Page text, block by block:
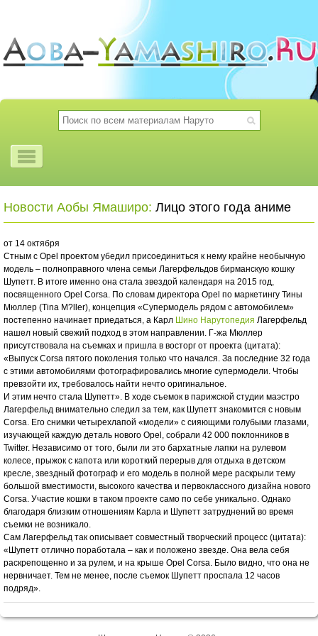
Новости Аобы Ямаширо: Лицо этого года аниме
от 14 октября
Стным с Opel проектом убедил присоединиться к нему крайне необычную
модель – полноправного члена семьи Лагерфельдов бирманскую кошку
Шупетт. В итоге именно она стала звездой календаря на 2015 год,
посвященного Opel Corsa. По словам директора Opel по маркетингу Тины
Мюллер (Tina M?ller), концепция «Cупермодель рядом с автомобилем»
постепенно начинает приедаться, а Карл Шино Нарутопедия Лагерфельд
нашел новый свежий подход в этом направлении. Г-жа Мюллер
присутствовала на съемках и пришла в восторг от проекта (цитата):
«Выпуск Corsa пятого поколения только что начался. За последние 32 года
с этими автомобилями фотографировались многие супермодели. Чтобы
превзойти их, требовалось найти нечто оригинальное.
И этим нечто стала Шупетт». В ходе съемок в парижской студии маэстро
Лагерфельд внимательно следил за тем, как Шупетт знакомится с новым
Corsa. Его снимки четырехлапой «модели» с сияющими голубыми глазами,
изучающей каждую деталь нового Opel, собрали 42 000 поклонников в
Twitter. Независимо от того, были ли это бархатные лапки на рулевом
колесе, прыжок с капота или короткий перерыв для отдыха в детском
кресле, звездный фотограф и его модель в полной мере раскрыли тему
большой вместимости, высокого качества и первоклассного дизайна нового
Corsa. Участие кошки в таком проекте само по себе уникально. Однако
благодаря близким отношениям Карла и Шупетт затруднений во время
съемки не возникало.
Сам Лагерфельд так описывает совместный творческий процесс (цитата):
«Шупетт отлично поработала – как и положено звезде. Она вела себя
раскрепощенно и за рулем, и на крыше Opel Corsa. Было видно, что она не
нервничает. Тем не менее, после съемок Шупетт проспала 12 часов
подряд».